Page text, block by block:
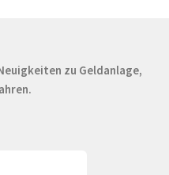
zu Geldanlage,